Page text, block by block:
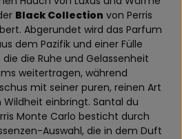
Black Collection von Perris
Abgerundet wird das Parfum
dem Pazifik und einer Fülle
die Ruhe und Gelassenheit
weitertragen, während
mit seiner puren, reinen Art
Wildheit einbringt. Santal du
Monte Carlo besticht durch
Auswahl, die in dem Duft